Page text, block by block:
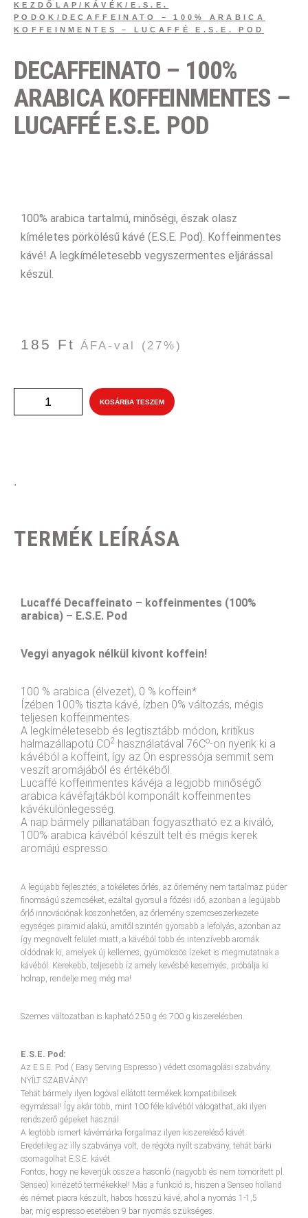
KEZDŐLAP/ KÁVÉK/ E.S.E.
PODOK / DECAFFEINATO – 100% ARABICA
KOFFEINMENTES – LUCAFFÉ E.S.E. POD
DECAFFEINATO – 100%
ARABICA KOFFEINMENTES –
LUCAFFÉ E.S.E. POD
100% arabica tartalmú, minőségi, észak olasz
kíméletes pörkölésű kávé (E.S.E. Pod). Koffeinmentes
kávé! A legkíméletesebb vegyszermentes eljárással
készül.
185 Ft ÁFA-val (27%)
KOSÁRBA TESZEM
.
TERMÉK LEÍRÁSA
Lucaffé Decaffeinato – koffeinmentes (100%
arabica) – E.S.E. Pod
Vegyi anyagok nélkül kivont koffein!
100 % arabica (élvezet), 0 % koffein*
Ízében 100% tiszta kávé, ízben 0% változás, mégis
teljesen koffeinmentes.
A legkíméletesebb és legtisztább módon, kritikus
halmazállapotú CO2 használatával 76Co-on nyerik ki a
kávéból a koffeint, így az Ön espressója semmit sem
veszít aromájából és értékéből.
Lucaffé koffeinmentes kávéja a legjobb minőségő
arabica kávéfajtákból komponált koffeinmentes
kávékülönlegesség.
A nap bármely pillanatában fogyasztható ez a kiváló,
100% arabica kávéból készült telt és mégis kerek
aromájú espresso.
A legújabb fejlesztés, a tökéletes őrlés, az őrlemény nem tartalmaz púder
finomságú szemcséket, ezáltal gyorsul a főzési idő, azonban a legújabb
őrlő innovációnak köszönhetően, az őrlemény szemcseszerkezete
egységes piramid alakú, amitől szintén gyorsabb a lefolyás, azonban az
így megnövelt felület miatt, a kávéból több és intenzívebb aromák
oldódnak ki, amelyek új kellemes, gyümölcsös ízeket is megmutatnak a
kávéból. Kerekebb, teljesebb íz amely kevésbé kesernyés, próbálja ki
holnap, rendelje meg még ma!
Szemes változatban is kapható 250 g és 700 g kiszerelésben.
E.S.E. Pod:
Az E.S.E. Pod ( Easy Serving Espresso ) védett csomagolási szabvány.
NYÍLT SZABVÁNY!
Tehát bármely ilyen logóval ellátott termékek kompatibilisek
egymással! Így akár több, mint 100 féle kávéból válogathat, aki ilyen
rendszerő gépeket használ.
A legtöbb ismert kávémárka forgalmaz ilyen kiszereléső kávét.
Eredetileg az illy szabványa volt, de régóta nyílt szabvány, tehát bárki
csomagolhat E.S.E. kávét.
Fontos, hogy ne keverjük össze a hasonló (nagyobb és nem tömörített pl.
Senseo) kinézető termékekkel! Más a funkció is, hiszen a Senseo holland
és német piacra készült, habos hosszú kávé, ahol a nyomás 1-1,5
bar, míg espresso esetében 9 bar nyomás szükséges.